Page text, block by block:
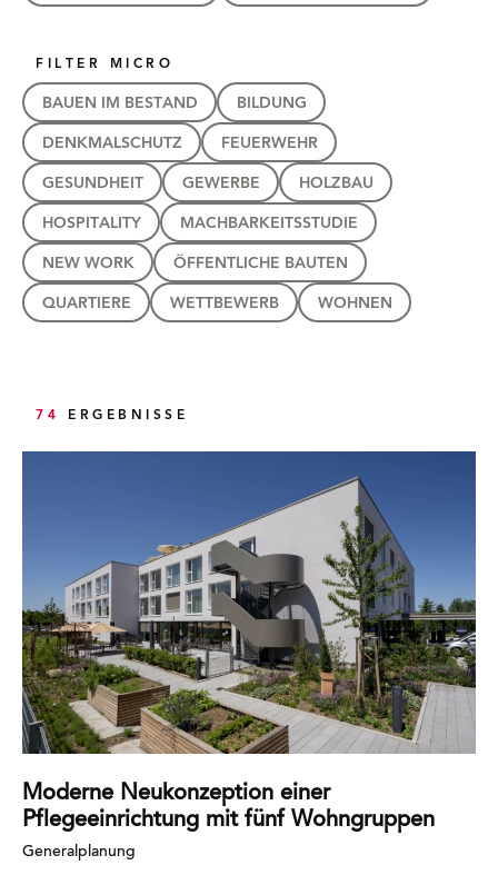
FILTER MICRO
BAUEN IM BESTAND BILDUNG
DENKMALSCHUTZ FEUERWEHR
GESUNDHEIT GEWERBE HOLZBAU
HOSPITALITY MACHBARKEITSSTUDIE
NEW WORK ÖFFENTLICHE BAUTEN
QUARTIERE WETTBEWERB WOHNEN
74 ERGEBNISSE
Moderne Neukonzeption einer
Pflegeeinrichtung mit fünf Wohngruppen
Generalplanung